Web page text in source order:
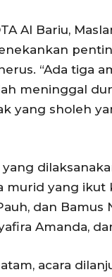
Al Bariu,
“Ada tiga
meninggal
yang sholeh
yang
murid yang
dan Bamus
Amanda,
acara